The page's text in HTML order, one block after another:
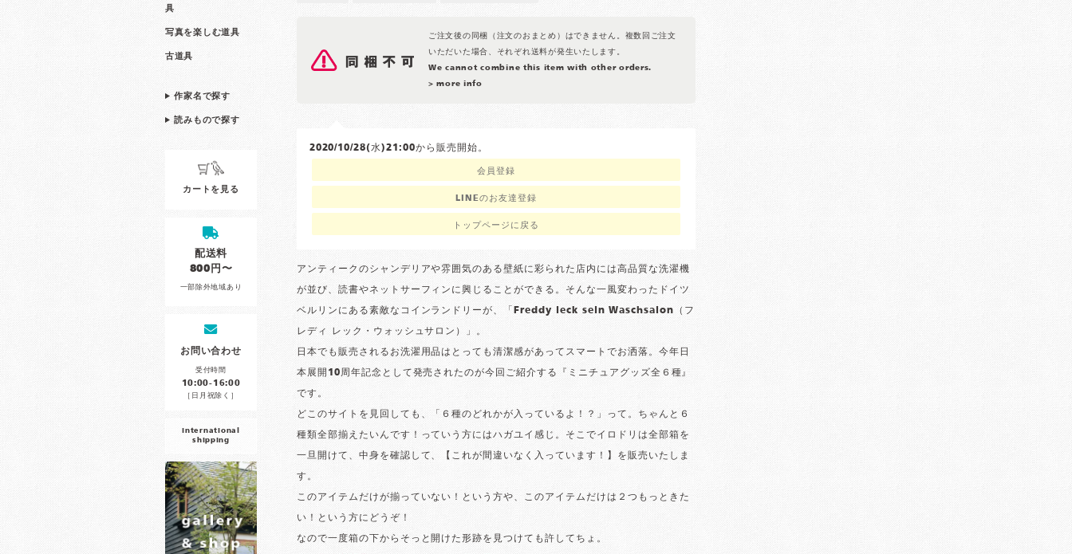
具
写真を楽しむ道具
古道具
作家名で探す
読みもので探す
カートを見る
配送料
800円〜
一部除外地域あり
お問い合わせ
受付時間
10:00-16:00
［日月祝除く］
international
shipping
ご注文後の同梱（注文のおまとめ）はできません。複数回ご注文
いただいた場合、それぞれ送料が発生いたします。
We cannot combine this item with other orders.
> more info
2020/10/28(水)21:00から販売開始。
会員登録
LINEのお友達登録
トップページに戻る
アンティークのシャンデリアや雰囲気のある壁紙に彩られた店内には高品質な洗濯機
が並び、読書やネットサーフィンに興じることができる。そんな一風変わったドイツ
ベルリンにある素敵なコインランドリーが、「Freddy leck sein Waschsalon（フ
レディ レック・ウォッシュサロン）」。
日本でも販売されるお洗濯用品はとっても清潔感があってスマートでお洒落。今年日
本展開10周年記念として発売されたのが今回ご紹介する『ミニチュアグッズ全６種』
です。
どこのサイトを見回しても、「６種のどれかが入っているよ！？」って。ちゃんと６
種類全部揃えたいんです！っていう方にはハガユイ感じ。そこでイロドリは全部箱を
一旦開けて、中身を確認して、【これが間違いなく入っています！】を販売いたしま
す。
このアイテムだけが揃っていない！という方や、このアイテムだけは２つもっときた
い！という方にどうぞ！
なので一度箱の下からそっと開けた形跡を見つけても許してちょ。